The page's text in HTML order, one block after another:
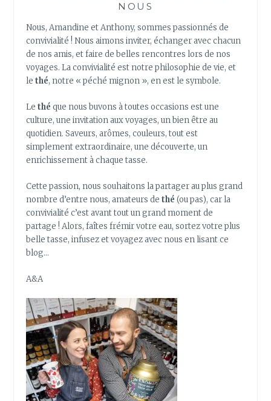
NOUS
Nous, Amandine et Anthony, sommes passionnés de
convivialité ! Nous aimons inviter, échanger avec chacun
de nos amis, et faire de belles rencontres lors de nos
voyages. La convivialité est notre philosophie de vie, et
lethé, notre « péché mignon », en est le symbole.
Lethé que nous buvons à toutes occasions est une
culture, une invitation aux voyages, un bien être au
quotidien. Saveurs, arômes, couleurs, tout est
simplement extraordinaire, une découverte, un
enrichissement à chaque tasse.
Cette passion, nous souhaitons la partager au plus grand
nombre d’entre nous, amateurs de thé (ou pas), car la
convivialité c’est avant tout un grand moment de
partage ! Alors, faîtes frémir votre eau, sortez votre plus
belle tasse, infusez et voyagez avec nous en lisant ce
blog…
A&A